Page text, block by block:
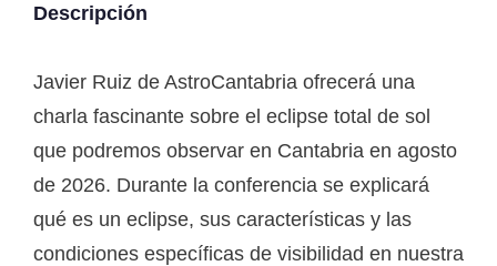
Descripción
Javier Ruiz de AstroCantabria ofrecerá una
charla fascinante sobre el eclipse total de sol
que podremos observar en Cantabria en agosto
de 2026. Durante la conferencia se explicará
qué es un eclipse, sus características y las
condiciones específicas de visibilidad en nuestra